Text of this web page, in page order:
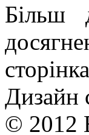
Більш
Дизайн
© 2012